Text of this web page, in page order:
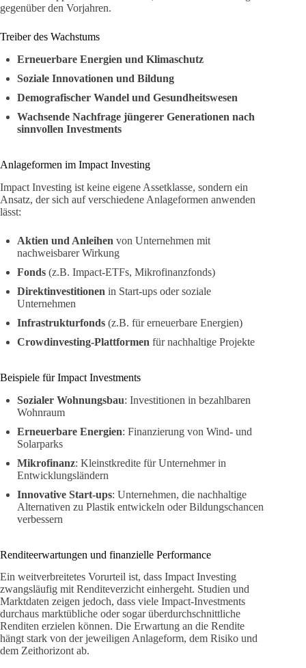
gegenüber den Vorjahren.
Treiber des Wachstums
Erneuerbare Energien und Klimaschutz
Soziale Innovationen und Bildung
Demografischer Wandel und Gesundheitswesen
Wachsende Nachfrage jüngerer Generationen nach
sinnvollen Investments
Anlageformen im Impact Investing
Impact Investing ist keine eigene Assetklasse, sondern ein
Ansatz, der sich auf verschiedene Anlageformen anwenden
lässt:
Aktien und Anleihen von Unternehmen mit
nachweisbarer Wirkung
Fonds (z.B. Impact-ETFs, Mikrofinanzfonds)
Direktinvestitionen in Start-ups oder soziale
Unternehmen
Infrastrukturfonds (z.B. für erneuerbare Energien)
Crowdinvesting-Plattformen für nachhaltige Projekte
Beispiele für Impact Investments
Sozialer Wohnungsbau: Investitionen in bezahlbaren
Wohnraum
Erneuerbare Energien: Finanzierung von Wind- und
Solarparks
Mikrofinanz: Kleinstkredite für Unternehmer in
Entwicklungsländern
Innovative Start-ups: Unternehmen, die nachhaltige
Alternativen zu Plastik entwickeln oder Bildungschancen
verbessern
Renditeerwartungen und finanzielle Performance
Ein weitverbreitetes Vorurteil ist, dass Impact Investing
zwangsläufig mit Renditeverzicht einhergeht. Studien und
Marktdaten zeigen jedoch, dass viele Impact-Investments
durchaus marktübliche oder sogar überdurchschnittliche
Renditen erzielen können. Die Erwartung an die Rendite
hängt stark von der jeweiligen Anlageform, dem Risiko und
dem Zeithorizont ab.